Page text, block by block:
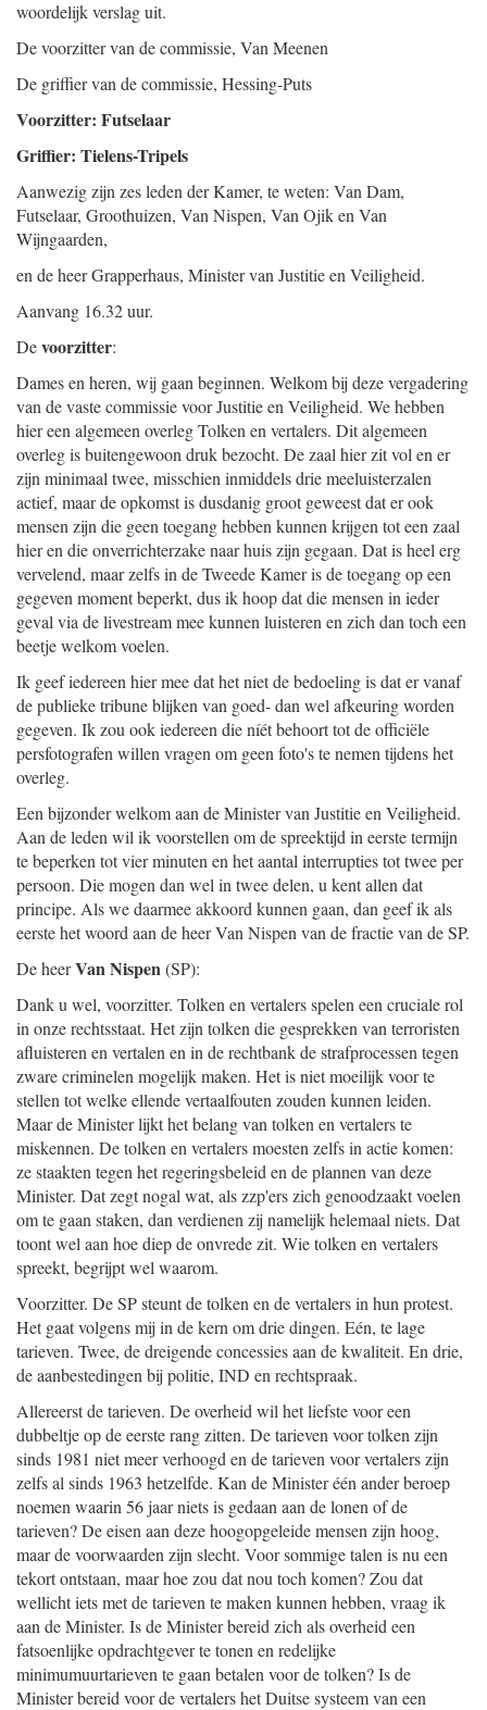
woordelijk verslag uit.
De voorzitter van de commissie, Van Meenen
De griffier van de commissie, Hessing-Puts
Voorzitter: Futselaar
Griffier: Tielens-Tripels
Aanwezig zijn zes leden der Kamer, te weten: Van Dam,
Futselaar, Groothuizen, Van Nispen, Van Ojik en Van
Wijngaarden,
en de heer Grapperhaus, Minister van Justitie en Veiligheid.
Aanvang 16.32 uur.
Devoorzitter:
Dames en heren, wij gaan beginnen. Welkom bij deze vergadering
van de vaste commissie voor Justitie en Veiligheid. We hebben
hier een algemeen overleg Tolken en vertalers. Dit algemeen
overleg is buitengewoon druk bezocht. De zaal hier zit vol en er
zijn minimaal twee, misschien inmiddels drie meeluisterzalen
actief, maar de opkomst is dusdanig groot geweest dat er ook
mensen zijn die geen toegang hebben kunnen krijgen tot een zaal
hier en die onverrichterzake naar huis zijn gegaan. Dat is heel erg
vervelend, maar zelfs in de Tweede Kamer is de toegang op een
gegeven moment beperkt, dus ik hoop dat die mensen in ieder
geval via de livestream mee kunnen luisteren en zich dan toch een
beetje welkom voelen.
Ik geef iedereen hier mee dat het niet de bedoeling is dat er vanaf
de publieke tribune blijken van goed- dan wel afkeuring worden
gegeven. Ik zou ook iedereen die níét behoort tot de officiële
persfotografen willen vragen om geen foto's te nemen tijdens het
overleg.
Een bijzonder welkom aan de Minister van Justitie en Veiligheid.
Aan de leden wil ik voorstellen om de spreektijd in eerste termijn
te beperken tot vier minuten en het aantal interrupties tot twee per
persoon. Die mogen dan wel in twee delen, u kent allen dat
principe. Als we daarmee akkoord kunnen gaan, dan geef ik als
eerste het woord aan de heer Van Nispen van de fractie van de SP.
De heerVan Nispen(SP):
Dank u wel, voorzitter. Tolken en vertalers spelen een cruciale rol
in onze rechtsstaat. Het zijn tolken die gesprekken van terroristen
afluisteren en vertalen en in de rechtbank de strafprocessen tegen
zware criminelen mogelijk maken. Het is niet moeilijk voor te
stellen tot welke ellende vertaalfouten zouden kunnen leiden.
Maar de Minister lijkt het belang van tolken en vertalers te
miskennen. De tolken en vertalers moesten zelfs in actie komen:
ze staakten tegen het regeringsbeleid en de plannen van deze
Minister. Dat zegt nogal wat, als zzp'ers zich genoodzaakt voelen
om te gaan staken, dan verdienen zij namelijk helemaal niets. Dat
toont wel aan hoe diep de onvrede zit. Wie tolken en vertalers
spreekt, begrijpt wel waarom.
Voorzitter. De SP steunt de tolken en de vertalers in hun protest.
Het gaat volgens mij in de kern om drie dingen. Eén, te lage
tarieven. Twee, de dreigende concessies aan de kwaliteit. En drie,
de aanbestedingen bij politie, IND en rechtspraak.
Allereerst de tarieven. De overheid wil het liefste voor een
dubbeltje op de eerste rang zitten. De tarieven voor tolken zijn
sinds 1981 niet meer verhoogd en de tarieven voor vertalers zijn
zelfs al sinds 1963 hetzelfde. Kan de Minister één ander beroep
noemen waarin 56 jaar niets is gedaan aan de lonen of de
tarieven? De eisen aan deze hoogopgeleide mensen zijn hoog,
maar de voorwaarden zijn slecht. Voor sommige talen is nu een
tekort ontstaan, maar hoe zou dat nou toch komen? Zou dat
wellicht iets met de tarieven te maken kunnen hebben, vraag ik
aan de Minister. Is de Minister bereid zich als overheid een
fatsoenlijke opdrachtgever te tonen en redelijke
minimumuurtarieven te gaan betalen voor de tolken? Is de
Minister bereid voor de vertalers het Duitse systeem van een